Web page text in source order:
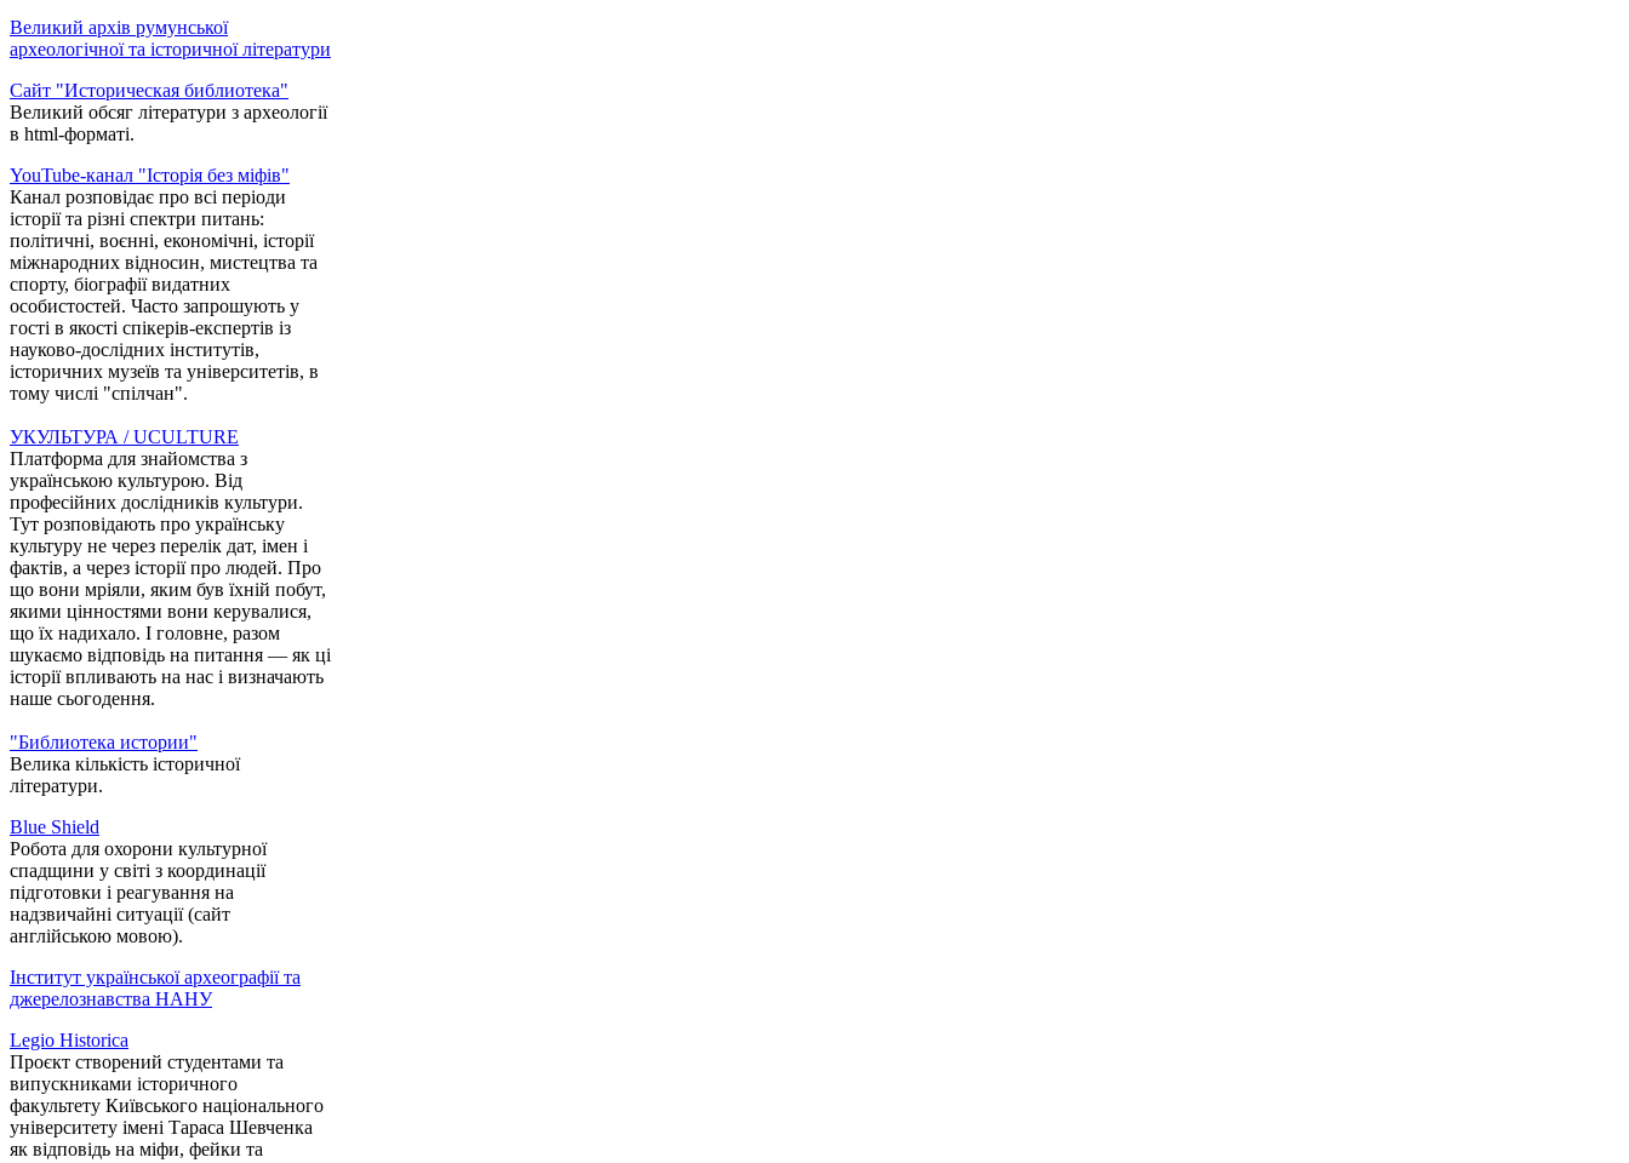
Великий архів румунської
археологічної та історичної літератури
Сайт "Историческая библиотека"
Великий обсяг літератури з археології
в html-форматі.
YouTube-канал "Історія без міфів"
Канал розповідає про всі періоди
історії та різні спектри питань:
політичні, воєнні, економічні, історії
міжнародних відносин, мистецтва та
спорту, біографії видатних
особистостей. Часто запрошують у
гості в якості спікерів-експертів із
науково-дослідних інститутів,
історичних музеїв та університетів, в
тому числі "спілчан".
УКУЛЬТУРА / UCULTURE
Платформа для знайомства з
українською культурою. Від
професійних дослідників культури.
Тут розповідають про українську
культуру не через перелік дат, імен і
фактів, а через історії про людей. Про
що вони мріяли, яким був їхній побут,
якими цінностями вони керувалися,
що їх надихало. І головне, разом
шукаємо відповідь на питання — як ці
історії впливають на нас і визначають
наше сьогодення.
"Библиотека истории"
Велика кількість історичної
літератури.
Blue Shield
Робота для охорони культурної
спадщини у світі з координації
підготовки і реагування на
надзвичайні ситуації (сайт
англійською мовою).
Інститут української археографії та
джерелознавства НАНУ
Legio Historica
Проєкт створений студентами та
випускниками історичного
факультету Київського національного
університету імені Тараса Шевченка
як відповідь на міфи, фейки та